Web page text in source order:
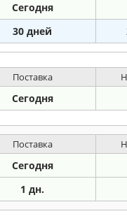
Сегодня
30 дней
Поставка
Сегодня
Поставка
Сегодня
1 дн.